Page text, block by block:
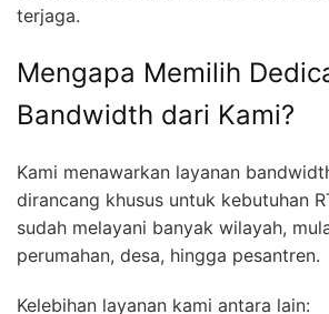
terjaga.
Mengapa Memilih
Bandwidth dari Kami?
Kami menawarkan layanan
dirancang khusus untuk kebutuhan
sudah melayani banyak wilayah,
perumahan, desa, hingga pesantren.
Kelebihan layanan kami antara lain: